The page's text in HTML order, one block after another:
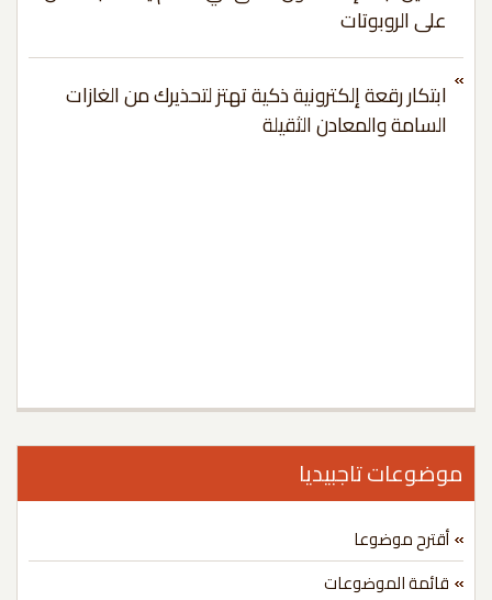
على الروبوتات
ابتكار رقعة إلكترونية ذكية تهتز لتحذيرك من الغازات
السامة والمعادن الثقيلة
تاجبيديا
أقترح موضوعا
قائمة الموضوعات